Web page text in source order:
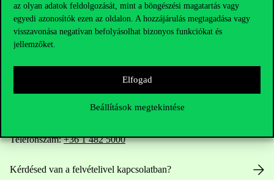
az olyan adatok feldolgozását, mint a böngészési magatartás vagy
egyedi azonosítók ezen az oldalon. A hozzájárulás megtagadása vagy
visszavonása negatívan befolyásolhat bizonyos funkciókat és
jellemzőket.
Elfogad
Beállítások megtekintése
Telefonszám:+36 1 482 5000
Kérdésed van a felvételivel kapcsolatban?